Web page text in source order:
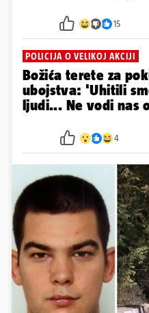
15
POLICIJA O VELIKOJ AKCIJI
Božića terete za
ubojstva: 'Uhitili
ljudi... Ne vodi nas
4